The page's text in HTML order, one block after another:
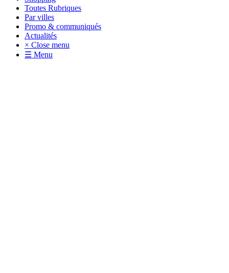
Toutes Rubriques
Par villes
Promo & communiqués
Actualités
× Close menu
☰ Menu